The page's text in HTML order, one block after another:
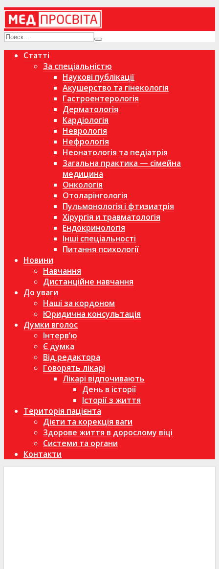
Статті
За спеціальністю
Наукові публікації
Акушерство та гінекологія
Гастроентерологія
Дерматологія
Кардіологія
Неврологія
Нефрологія
Неонатологія та педіатрія
Загальна практика — сімейна
медицина
Онкологія
Отоларінгологія
Пульмонологія і фтизиатрія
Хірургія и травматологія
Ендокринологія
Інші спеціальності
Питання психології
Новини
Навчання
Дистанційне навчання
До уваги
Наші за кордоном
Юридична консультація
Думки вголос
Інтерв’ю
Є думка
Від редактора
Говорять лікарі
Лікарі відпочивають
День в історії
Історії з життя
Територія пацієнта
Дієти та корекція ваги
Здорове життя в дорослому віці
Системи та органи
Контакти